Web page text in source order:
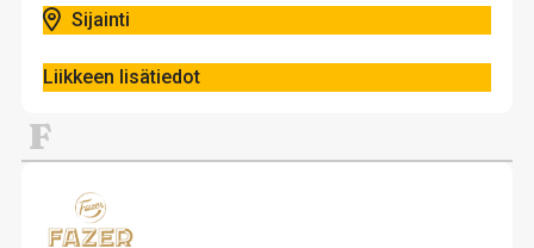
Sijainti
Liikkeen lisätiedot
F